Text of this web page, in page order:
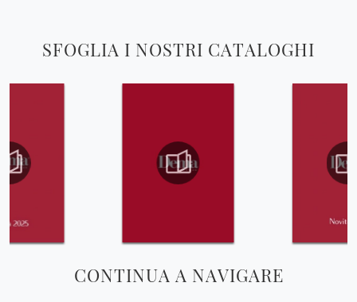
SFOGLIA I NOSTRI CATALOGHI
CONTINUA A NAVIGARE